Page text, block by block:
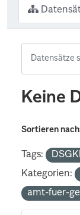
Keine
Sortieren nach
Tags:
Kategorien:
amt-fuer-